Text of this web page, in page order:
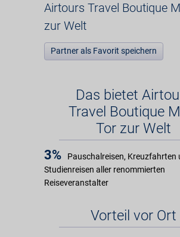
Airtours Travel Boutique
zur Welt
Partner als Favorit speichern
Das bietet
Travel Boutique
Tor zur Welt
3%
Pauschalreisen, Kreuzfahrten
Studienreisen aller renommierten
Reiseveranstalter
Vorteil vor Ort